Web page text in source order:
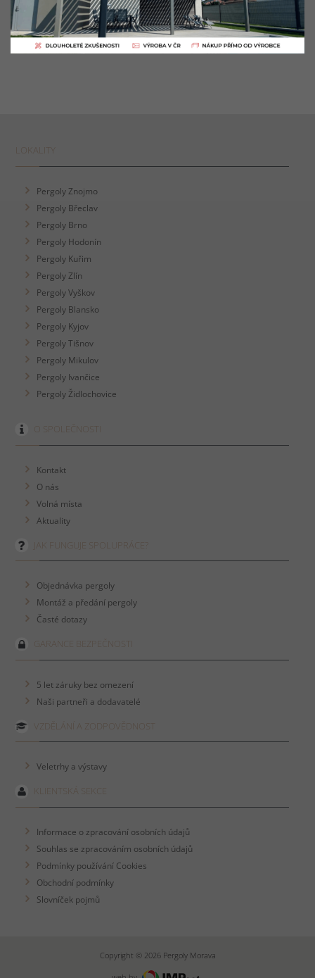
LOKALITY
Pergoly Znojmo
Pergoly Břeclav
Pergoly Brno
Pergoly Hodonín
Pergoly Kuřim
Pergoly Zlín
Pergoly Vyškov
Pergoly Blansko
Pergoly Kyjov
Pergoly Tišnov
Pergoly Mikulov
Pergoly Ivančice
Pergoly Židlochovice
O SPOLEČNOSTI
Kontakt
O nás
Volná místa
Aktuality
JAK FUNGUJE SPOLUPRÁCE?
Objednávka pergoly
Montáž a předání pergoly
Časté dotazy
GARANCE BEZPEČNOSTI
5 let záruky bez omezení
Naši partneři a dodavatelé
VZDĚLÁNÍ A ZODPOVĚDNOST
Veletrhy a výstavy
KLIENTSKÁ SEKCE
Informace o zpracování osobních údajů
Souhlas se zpracováním osobních údajů
Podmínky používání Cookies
Obchodní podmínky
Slovníček pojmů
Copyright © 2026 Pergoly Morava